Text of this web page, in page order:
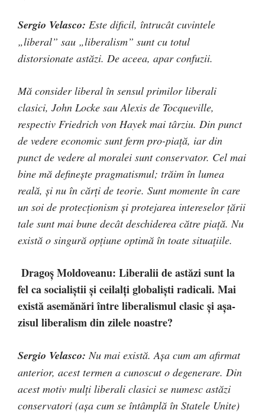
Sergio Velasco: Este dificil, întrucât cuvintele
„liberal” sau „liberalism” sunt cu totul
distorsionate astăzi. De aceea, apar confuzii.
Mă consider liberal în sensul primilor liberali
clasici, John Locke sau Alexis de Tocqueville,
respectiv Friedrich von Hayek mai târziu. Din punct
de vedere economic sunt ferm pro-piață, iar din
punct de vedere al moralei sunt conservator. Cel mai
bine mă definește pragmatismul; trăim în lumea
reală, și nu în cărți de teorie. Sunt momente în care
un soi de protecționism și protejarea intereselor țării
tale sunt mai bune decât deschiderea către piață. Nu
există o singură opțiune optimă în toate situațiile.
Dragoș Moldoveanu: Liberalii de astăzi sunt la
fel ca socialiștii și ceilalți globaliști radicali. Mai
există asemănări între liberalismul clasic și așa-
zisul liberalism din zilele noastre?
Sergio Velasco: Nu mai există. Așa cum am afirmat
anterior, acest termen a cunoscut o degenerare. Din
acest motiv mulți liberali clasici se numesc astăzi
conservatori (așa cum se întâmplă în Statele Unite)